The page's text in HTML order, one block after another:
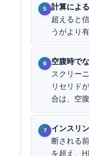
計算によ
超えると
うがより
空腹時で
スクリー
リセリド
合は、空
インスリ
断される
を超え、